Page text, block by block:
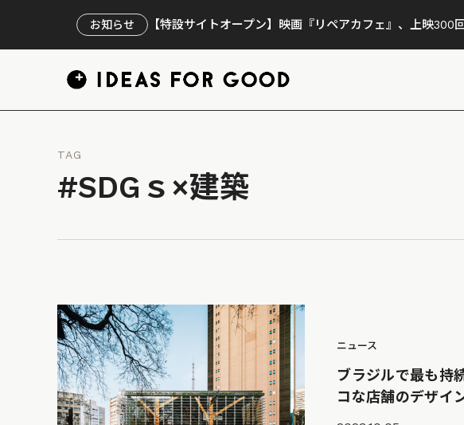
お知らせ 【特設サイトオープン】映画『リペアカフェ』、上映300
TAG
#SDGｓ×建築
ニュース
ブラジルで最も持
コな店舗のデザイ